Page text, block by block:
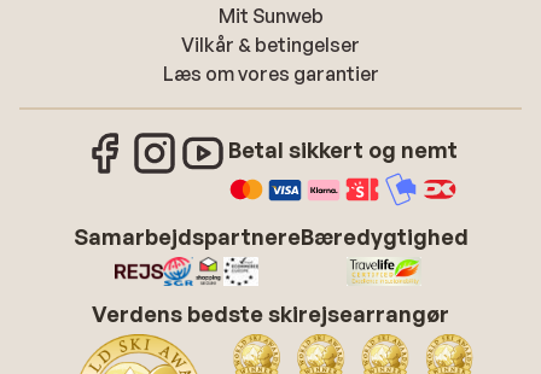
Mit Sunweb
Vilkår & betingelser
Læs om vores garantier
Betal sikkert og nemt
SamarbejdspartnereBæredygtighed
Verdens bedste skirejsearrangør